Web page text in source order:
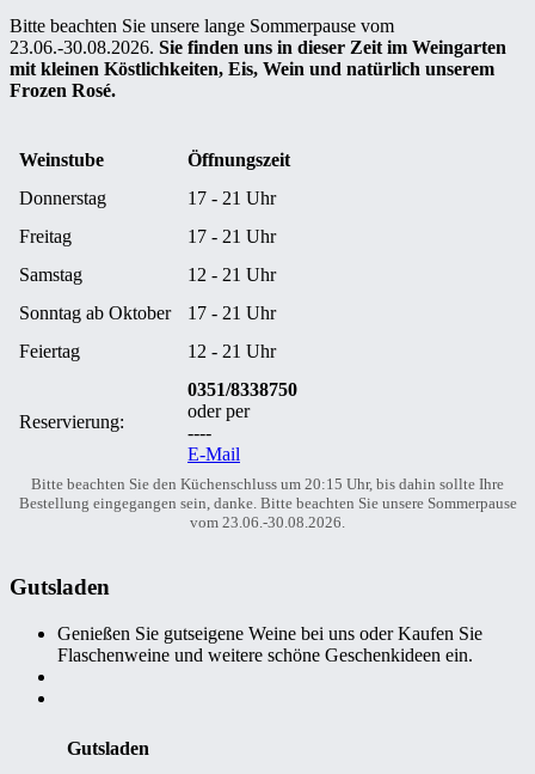
Bitte beachten Sie unsere lange Sommerpause vom
23.06.-30.08.2026. Sie finden uns in dieser Zeit im Weingarten
mit kleinen Köstlichkeiten, Eis, Wein und natürlich unserem
Frozen Rosé.
Weinstube
Öffnungszeit
Donnerstag
17 - 21 Uhr
Freitag
17 - 21 Uhr
Samstag
12 - 21 Uhr
Sonntag ab Oktober
17 - 21 Uhr
Feiertag
12 - 21 Uhr
Reservierung:
0351/8338750
oder per
----
E-Mail
Bitte beachten Sie den Küchenschluss um 20:15 Uhr, bis dahin sollte Ihre
Bestellung eingegangen sein, danke. Bitte beachten Sie unsere Sommerpause
vom 23.06.-30.08.2026.
Gutsladen
Genießen Sie gutseigene Weine bei uns oder Kaufen Sie
Flaschenweine und weitere schöne Geschenkideen ein.
Gutsladen